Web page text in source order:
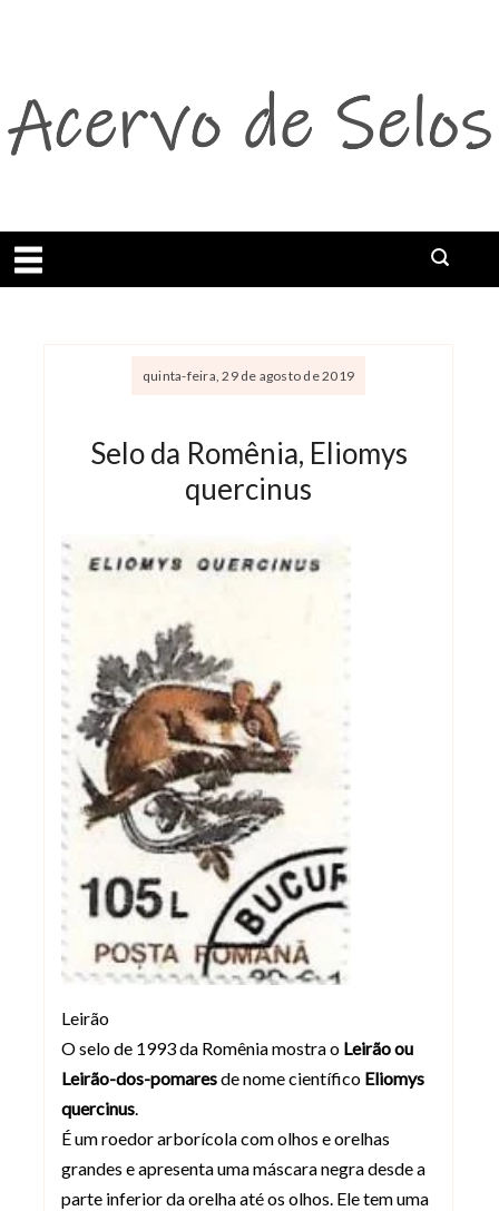
Abrir menu
quinta-feira, 29 de agosto de 2019
Selo da Romênia, Eliomys
quercinus
Leirão
O selo de 1993 da Romênia mostra o Leirão ou
Leirão-dos-pomaresde nome científico Eliomys
quercinus.
É um roedor arborícola com olhos e orelhas
grandes e apresenta uma máscara negra desde a
parte inferior da orelha até os olhos. Ele tem uma